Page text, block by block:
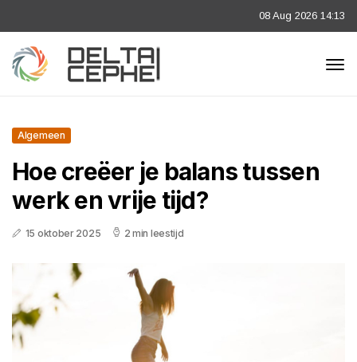
08 Aug 2026 14:13
Algemeen
Hoe creëer je balans tussen
werk en vrije tijd?
15 oktober 2025 2 min leestijd